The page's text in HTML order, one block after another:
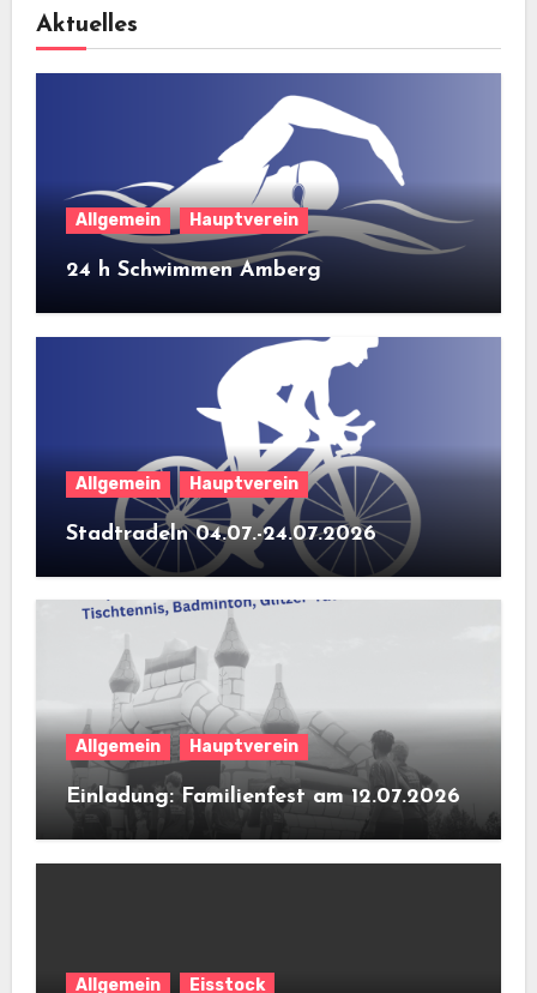
Aktuelles
Allgemein Hauptverein
24 h Schwimmen Amberg
Allgemein Hauptverein
Stadtradeln 04.07.-24.07.2026
Allgemein Hauptverein
Einladung: Familienfest am 12.07.2026
Allgemein Eisstock